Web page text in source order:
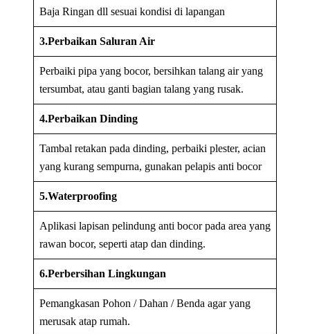
Baja Ringan dll sesuai kondisi di lapangan
3.Perbaikan Saluran Air
Perbaiki pipa yang bocor, bersihkan talang air yang
tersumbat, atau ganti bagian talang yang rusak.
4.Perbaikan Dinding
Tambal retakan pada dinding, perbaiki plester, acian
yang kurang sempurna, gunakan pelapis anti bocor
5.Waterproofing
Aplikasi lapisan pelindung anti bocor pada area yang
rawan bocor, seperti atap dan dinding.
6.Perbersihan Lingkungan
Pemangkasan Pohon / Dahan / Benda agar yang
merusak atap rumah.